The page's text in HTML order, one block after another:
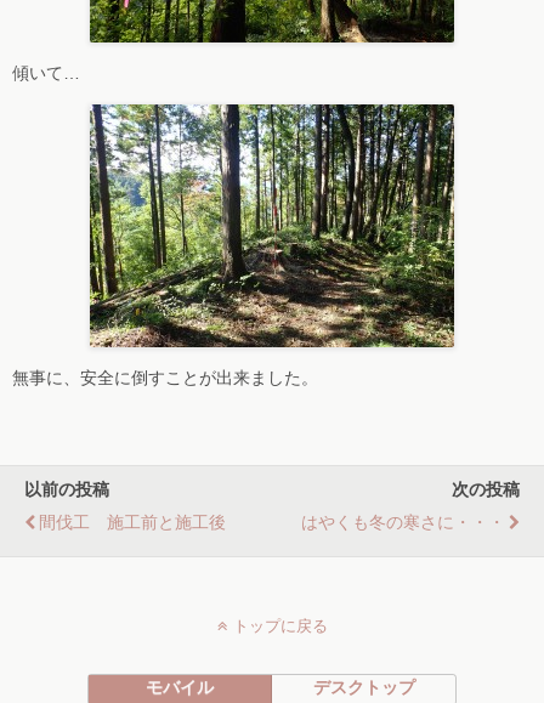
傾いて…
無事に、安全に倒すことが出来ました。
以前の投稿
間伐工 施工前と施工後
次の投稿
はやくも冬の寒さに・・・
トップに戻る
モバイル デスクトップ